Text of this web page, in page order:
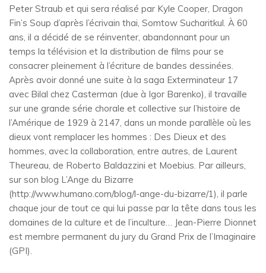
Peter Straub et qui sera réalisé par Kyle Cooper, Dragon
Fin’s Soup d’après l’écrivain thai, Somtow Sucharitkul. À 60
ans, il a décidé de se réinventer, abandonnant pour un
temps la télévision et la distribution de films pour se
consacrer pleinement à l’écriture de bandes dessinées.
Après avoir donné une suite à la saga Exterminateur 17
avec Bilal chez Casterman (due à Igor Barenko), il travaille
sur une grande série chorale et collective sur l’histoire de
l’Amérique de 1929 à 2147, dans un monde parallèle où les
dieux vont remplacer les hommes : Des Dieux et des
hommes, avec la collaboration, entre autres, de Laurent
Theureau, de Roberto Baldazzini et Moebius. Par ailleurs,
sur son blog L’Ange du Bizarre
(http://www.humano.com/blog/l-ange-du-bizarre/1), il parle
chaque jour de tout ce qui lui passe par la tête dans tous les
domaines de la culture et de l’inculture… Jean-Pierre Dionnet
est membre permanent du jury du Grand Prix de l’Imaginaire
(GPI).